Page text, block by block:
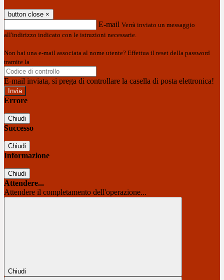
button close ×
E-mail Verrà inviato un messaggio
all'indirizzo indicato con le istruzioni necessarie.
Non hai una e-mail associata al nome utente? Effettua il reset della password
tramite la
E-mail inviata, si prega di controllare la casella di posta elettronica!
Errore
Chiudi
Successo
Chiudi
Informazione
Chiudi
Attendere...
Attendere il completamento dell'operazione...
Chiudi